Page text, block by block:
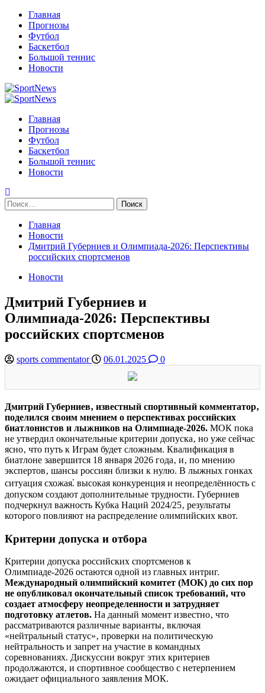
Перейти
содержимому
Главная
Прогнозы
Футбол
Баскетбол
Большой теннис
Новости
Primary
Главная
Прогнозы
Футбол
Баскетбол
Большой теннис
Новости
Найти:
Главная
Новости
Дмитрий Губерниев и Олимпиада-2026: Перспективы
российских спортсменов
Новости
Дмитрий Губерниев и
Олимпиада-2026: Перспективы
российских спортсменов
sports commentator 06.01.2025 0
Дмитрий Губерниев‚ известный спортивный комментатор‚
поделился своим мнением о перспективах российских
биатлонистов и лыжников на Олимпиаде-2026. МОК пока
не утвердил окончательные критерии допуска‚ но уже сейчас
ясно‚ что путь к Играм будет сложным. Квалификация в
биатлоне завершится 18 января 2026 года‚ и‚ по мнению
экспертов‚ шансы россиян близки к нулю. В лыжных гонках
ситуация схожая⁚ высокая конкуренция и неопределённость с
допуском создают дополнительные трудности. Губерниев
подчеркнул важность Кубка Наций 2024/25‚ результаты
которого повлияют на распределение олимпийских квот.
Критерии допуска и отбора
Критерии допуска российских спортсменов к
Олимпиаде-2026 остаются одной из главных интриг.
Международный олимпийский комитет (МОК) до сих пор
не опубликовал окончательный список требований‚ что
создает атмосферу неопределенности и затрудняет
подготовку атлетов. На данный момент известно‚ что
рассматриваются различные варианты‚ включая
«нейтральный статус»‚ проверки на политическую
нейтральность и запрет на участие в командных
соревнованиях. Дискуссии вокруг этих критериев
продолжаются‚ и спортивное сообщество с нетерпением
ожидает официального заявления МОК.